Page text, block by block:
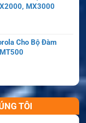
MX3000
Cho Bộ Đàm
TÔI